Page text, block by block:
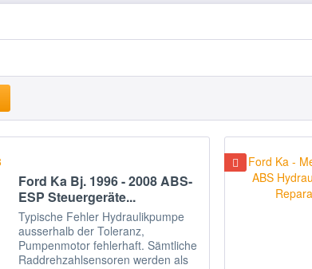
Ford Ka Bj. 1996 - 2008 ABS-
ESP Steuergeräte...
Typische Fehler Hydraulikpumpe
ausserhalb der Toleranz,
Pumpenmotor fehlerhaft. Sämtliche
Raddrehzahlsensoren werden als